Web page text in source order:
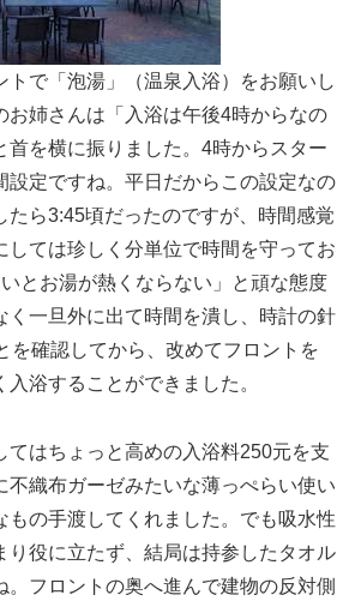
トで「泡湯」（温泉入浴）をお願いし
お姉さんは「入浴は午後4時からなの
首を横に振りました。4時からスター
設定ですね。平日だからこの設定なの
たら3:45頃だったのですが、時間感覚
しては珍しく分単位で時間を守ってお
とお湯が熱くならない」と頑な態度
く一旦外に出て時間を潰し、時計の針
を確認してから、改めてフロントを
浴することができました。
てはちょっと高めの入浴料250元を支
不織布ガーゼみたいな薄っぺらい使い
もの手渡してくれました。でも吸水性
り役に立たず、結局は持参したタオル
。フロントの奥へ進んで建物の反対側